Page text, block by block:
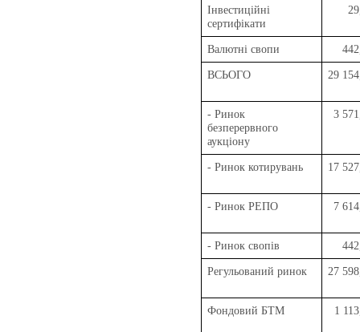
Інвестиційні
сертифікати
Валютні свопи
ВСЬОГО 29
- Ринок
безперервного
аукціону
3
- Ринок котирувань 17
- Ринок РЕПО 7
- Ринок свопів
Регульований ринок 27
Фондовий БТМ 1